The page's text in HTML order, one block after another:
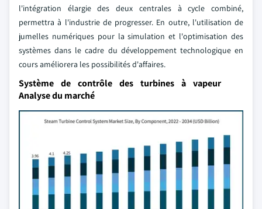
l'intégration élargie des deux centrales à cycle combiné,
permettra à l'industrie de progresser. En outre, l'utilisation de
jumelles numériques pour la simulation et l'optimisation des
systèmes dans le cadre du développement technologique en
cours améliorera les possibilités d'affaires.
Système de contrôle des turbines à vapeur
Analyse du marché